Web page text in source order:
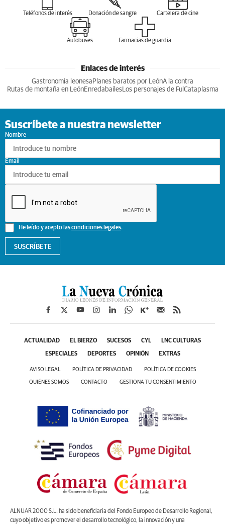
Teléfonos de interés Donación de sangre Cartelera de cine
Autobuses Farmacias de guardia
Enlaces de interés
Gastronomia leonesa Planes baratos por LeónA la contra
Rutas de montaña en LeónEnredabailesLos personajes de Ful Cataplasma
Suscríbete a nuestra newsletter
Nombre
He leído y acepto lascondiciones legales.
Email
SUSCRÍBETE
ACTUALIDAD EL BIERZO SUCESOS CYL LNC CULTURAS
ESPECIALES DEPORTES OPINIÓN EXTRAS
AVISO LEGAL POLÍTICA DE PRIVACIDAD POLÍTICA DE COOKIES
QUIÉNES SOMOS CONTACTO GESTIONA TU CONSENTIMIENTO
ALNUAR 2000 S.L. ha sido beneficiaria del Fondo Europeo de Desarrollo Regional,
cuyo objetivo es promover el desarrollo tecnológico, la innovación y una